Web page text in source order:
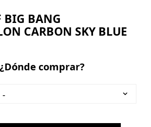
BIG BANG
CARBON SKY BLUE
¿Dónde comprar?